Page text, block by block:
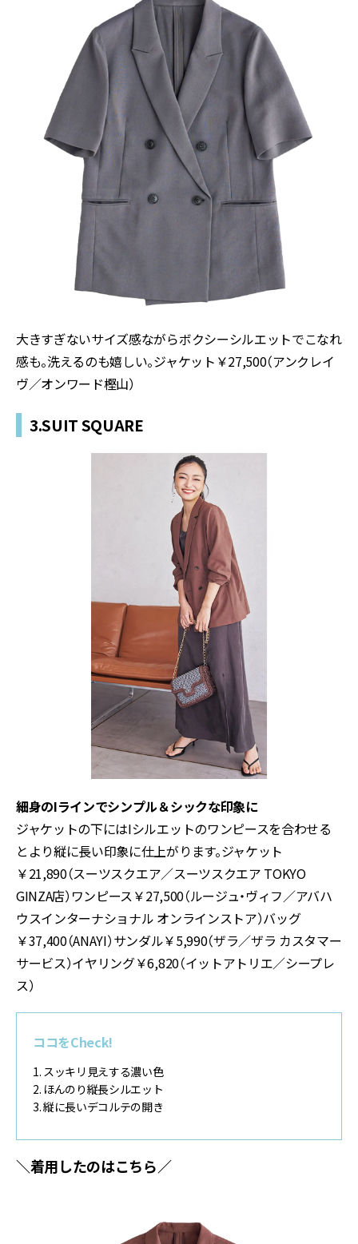
大きすぎないサイズ感ながらボクシーシルエットでこなれ
感も。洗えるのも嬉しい。ジャケット￥27,500（アンクレイ
ヴ／オンワード樫山）
3.SUIT SQUARE
細身のIラインでシンプル＆シックな印象に
ジャケットの下にはIシルエットのワンピースを合わせる
とより縦に長い印象に仕上がります。ジャケット
￥21,890（スーツスクエア／スーツスクエア TOKYO
GINZA店）ワンピース￥27,500（ルージュ・ヴィフ／アバハ
ウスインターナショナル オンラインストア）バッグ
￥37,400（ANAYI）サンダル￥5,990（ザラ／ザラ カスタマー
サービス）イヤリング￥6,820（イットアトリエ／シープレ
ス）
ココをCheck!
1. スッキリ見えする濃い色
2. ほんのり縦長シルエット
3. 縦に長いデコルテの開き
＼着用したのはこちら／